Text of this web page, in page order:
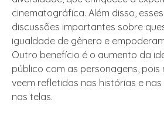
cinematográfica. Além disso,
discussões importantes sobre
igualdade de gênero e
Outro benefício é o aumento da
público com as personagens, pois
veem refletidas nas histórias e
nas telas.